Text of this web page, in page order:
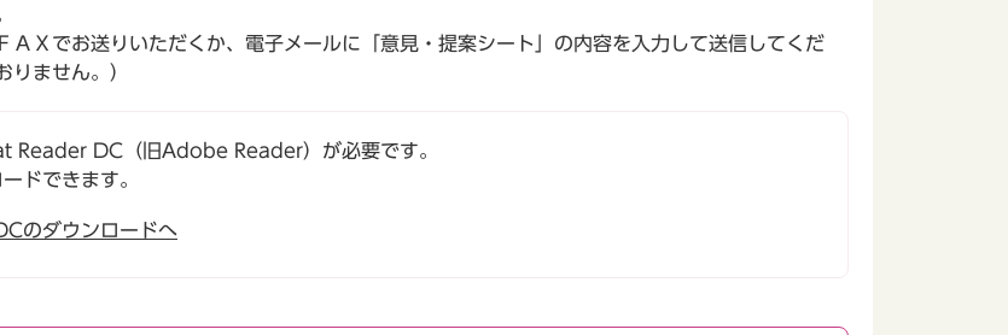
Ｘでお送りいただくか、電子メールに「意見・提案シート」の内容を入力して送信してくだ
りません。）
Reader DC（旧Adobe Reader）が必要です。
ドできます。
のダウンロードへ